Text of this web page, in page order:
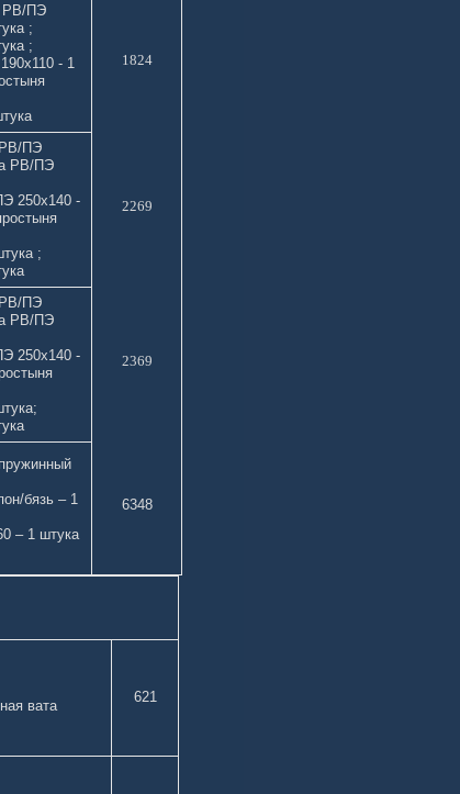
РВ/ПЭ
;
;
- 1
1824
РВ/ПЭ
РВ/ПЭ
250х140 -
;
2269
РВ/ПЭ
РВ/ПЭ
250х140 -
2369
бязь – 1
– 1 штука
6348
вата
621